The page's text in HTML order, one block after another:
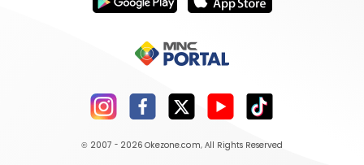
© 2007 - 2026 Okezone.com, All Rights Reserved